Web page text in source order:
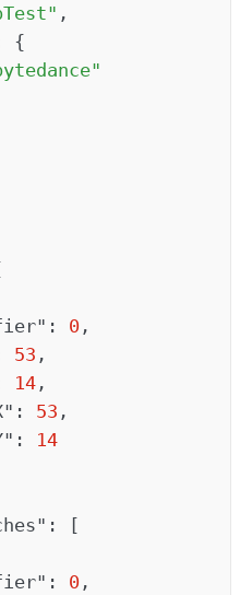
,
{
: 0 ,
53 ,
14 ,
: 53 ,
:
14
:
[
: 0 ,